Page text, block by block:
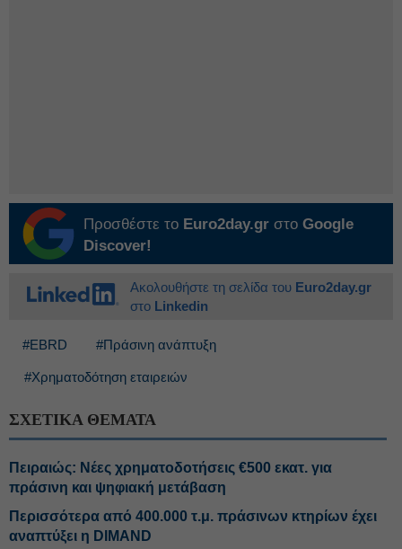
Προσθέστε το Euro2day.gr στο Google
Discover!
Ακολουθήστε τη σελίδα του Euro2day.gr
στο Linkedin
#EBRD #Πράσινη ανάπτυξη
#Χρηματοδότηση εταιρειών
ΣΧΕΤΙΚΑ ΘΕΜΑΤΑ
Πειραιώς: Νέες χρηματοδοτήσεις €500 εκατ. για
πράσινη και ψηφιακή μετάβαση
Περισσότερα από 400.000 τ.μ. πράσινων κτηρίων έχει
αναπτύξει η DIMAND